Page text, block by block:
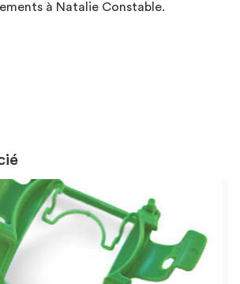
à Natalie Constable.